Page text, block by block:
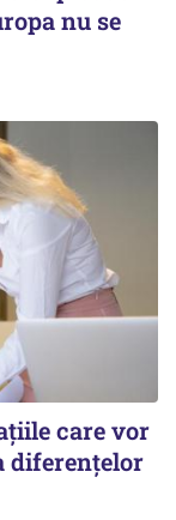
nu se
care vor
diferențelor